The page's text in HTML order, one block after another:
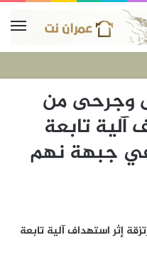
وجرحى من
آلية تابعة
جبهة نهم
إثر استهداف آلية تابعة